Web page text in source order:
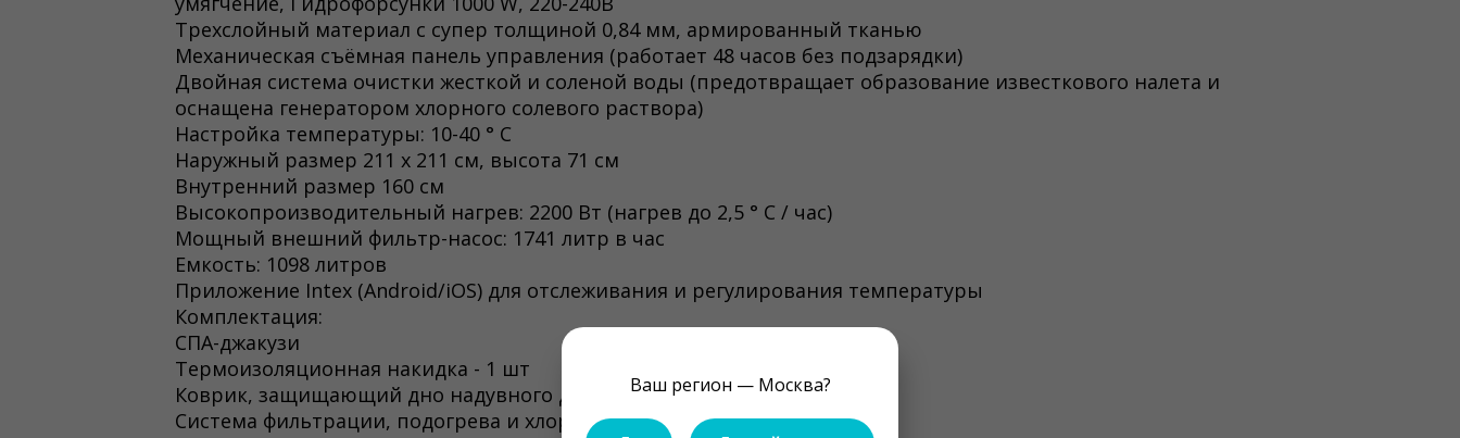
Ваш регион — Москва?
Трехслойный материал с супер толщиной 0,84 мм, армированный тканью
Механическая съёмная панель управления (работает 48 часов без подзарядки)
Двойная система очистки жесткой и соленой воды (предотвращает образование известкового налета и
оснащена генератором хлорного солевого раствора)
Настройка температуры: 10-40 ° C
Наружный размер 211 x 211 см, высота 71 см
Внутренний размер 160 см
Высокопроизводительный нагрев: 2200 Вт (нагрев до 2,5 ° C / час)
Мощный внешний фильтр-насос: 1741 литр в час
Емкость: 1098 литров
Приложение Intex (Android/iOS) для отслеживания и регулирования температуры
Комплектация:
СПА-джакузи
Термоизоляционная накидка - 1 шт
Коврик, защищающий дно надувного джакузи- 1 шт
Система фильтрации, подогрева и хлорации - 1 шт